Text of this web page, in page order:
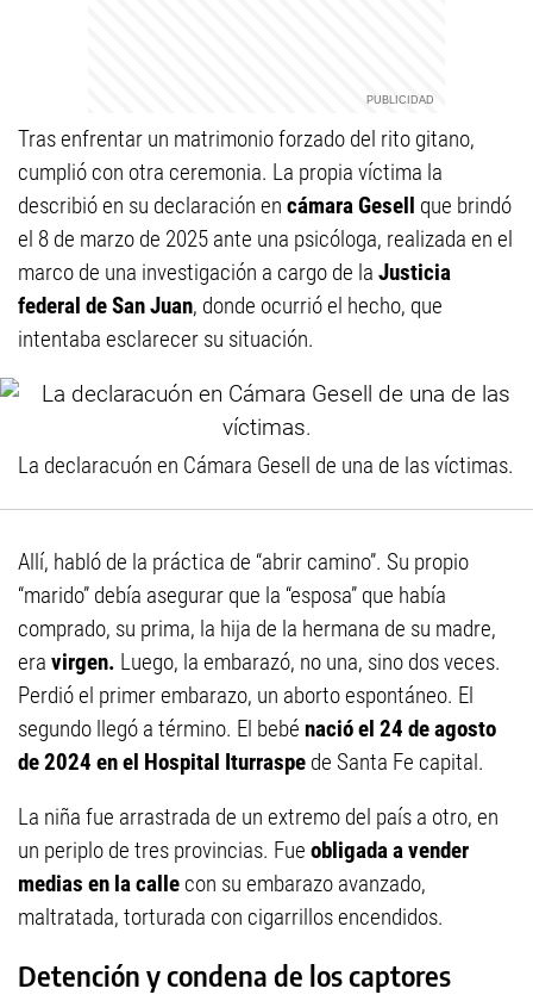
Tras enfrentar un matrimonio forzado del rito gitano,
cumplió con otra ceremonia. La propia víctima la
describió en su declaración en cámara Gesell que brindó
el 8 de marzo de 2025 ante una psicóloga, realizada en el
marco de una investigación a cargo de la Justicia
federal de San Juan, donde ocurrió el hecho, que
intentaba esclarecer su situación.
La declaracuón en Cámara Gesell de una de las víctimas.
Allí, habló de la práctica de “abrir camino”. Su propio
“marido” debía asegurar que la “esposa” que había
comprado, su prima, la hija de la hermana de su madre,
era virgen. Luego, la embarazó, no una, sino dos veces.
Perdió el primer embarazo, un aborto espontáneo. El
segundo llegó a término. El bebé nació el 24 de agosto
de 2024 en el Hospital Iturraspe de Santa Fe capital.
La niña fue arrastrada de un extremo del país a otro, en
un periplo de tres provincias. Fue obligada a vender
medias en la calle con su embarazo avanzado,
maltratada, torturada con cigarrillos encendidos.
Detención y condena de los captores